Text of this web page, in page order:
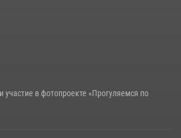
участие в фотопроекте «Прогуляемся по